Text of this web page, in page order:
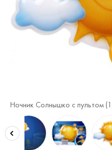
Ночник Солнышко с пультом (1